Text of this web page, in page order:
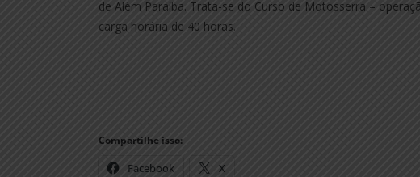
de Além Paraíba. Trata-se do Curso de Motosserra –
carga horária de 40 horas.
Compartilhe isso:
Facebook X